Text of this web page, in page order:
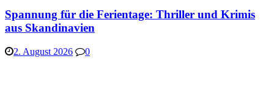
Spannung für die Ferientage: Thriller und Krimis
aus Skandinavien
2. August 2026 0